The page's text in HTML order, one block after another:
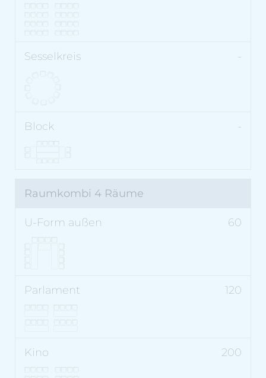
-
-
Raumkombi 4 Räume
60
120
200